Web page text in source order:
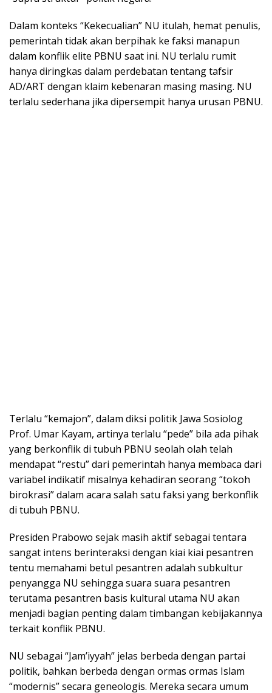
Dalam konteks “Kekecualian” NU itulah, hemat penulis,
pemerintah tidak akan berpihak ke faksi manapun
dalam konflik elite PBNU saat ini. NU terlalu rumit
hanya diringkas dalam perdebatan tentang tafsir
AD/ART dengan klaim kebenaran masing masing. NU
terlalu sederhana jika dipersempit hanya urusan PBNU.
Terlalu “kemajon”, dalam diksi politik Jawa Sosiolog
Prof. Umar Kayam, artinya terlalu “pede” bila ada pihak
yang berkonflik di tubuh PBNU seolah olah telah
mendapat “restu” dari pemerintah hanya membaca dari
variabel indikatif misalnya kehadiran seorang “tokoh
birokrasi” dalam acara salah satu faksi yang berkonflik
di tubuh PBNU.
Presiden Prabowo sejak masih aktif sebagai tentara
sangat intens berinteraksi dengan kiai kiai pesantren
tentu memahami betul pesantren adalah subkultur
penyangga NU sehingga suara suara pesantren
terutama pesantren basis kultural utama NU akan
menjadi bagian penting dalam timbangan kebijakannya
terkait konflik PBNU.
NU sebagai “Jam’iyyah” jelas berbeda dengan partai
politik, bahkan berbeda dengan ormas ormas Islam
“modernis” secara geneologis. Mereka secara umum